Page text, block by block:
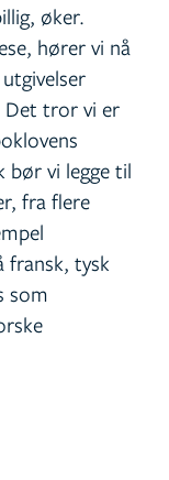
øker.
hører vi nå
tror vi er
vi legge til
fra flere
fransk, tysk
som